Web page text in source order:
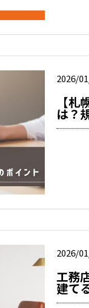
2026/
【
は？
2026/
工務
建て